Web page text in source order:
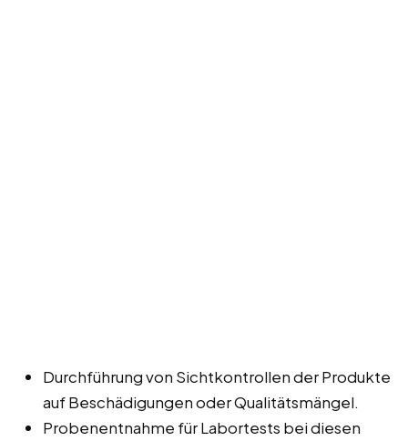
Durchführung von Sichtkontrollen der Produkte
auf Beschädigungen oder Qualitätsmängel.
Probenentnahme für Labortests bei diesen